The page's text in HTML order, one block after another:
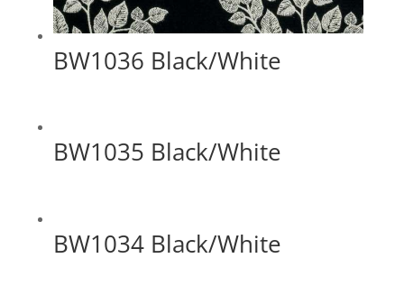
BW1036 Black/White
BW1035 Black/White
BW1034 Black/White